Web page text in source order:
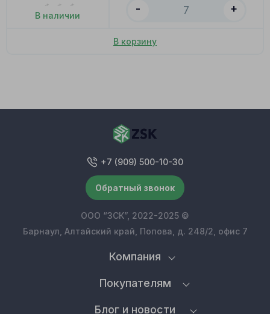
В наличии
- +
В корзину
Компания
Покупателям
Блог и новости
+7 (909) 500-10-30
Обратный звонок
ООО “ЗСК”, 2022-2025 ©
Барнаул, Алтайский край, Попова, д. 248/2, офис 7